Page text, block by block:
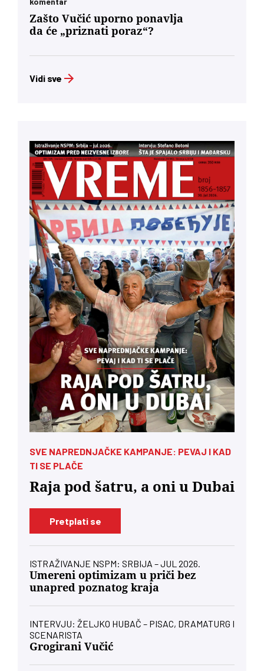
Zašto Vučić uporno ponavlja
da će „priznati poraz“?
Vidi sve
SVE NAPREDNJAČKE KAMPANJE: PEVAJ I KAD
TI SE PLAČE
Raja pod šatru, a oni u Dubai
Pretplati se
ISTRAŽIVANJE NSPM: SRBIJA – JUL 2026.
Umereni optimizam u priči bez
unapred poznatog kraja
INTERVJU: ŽELJKO HUBAČ – PISAC, DRAMATURG I
SCENARISTA
Grogirani Vučić